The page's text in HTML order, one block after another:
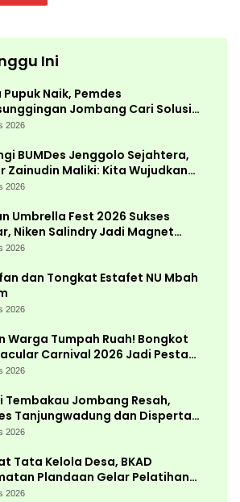
Ini
Naik, Pemdes
Jombang Cari Solusi
Akademik
2026
BUMDes Jenggolo Sejahtera,
Zainudin Maliki: Kita Wujudkan
Ekonomi dengan Potensi
2026
Umbrella Fest 2026 Sukses
Niken Salindry Jadi Magnet
Pengunjung
2026
dan Tongkat Estafet NU Mbah
2026
Warga Tumpah Ruah! Bongkot
Carnival 2026 Jadi Pesta
Terbesar di Peterongan
2026
Tembakau Jombang Resah,
Tanjungwadung dan Disperta
Cepat
2026
Tata Kelola Desa, BKAD
Plandaan Gelar Pelatihan
Pemdes
2026